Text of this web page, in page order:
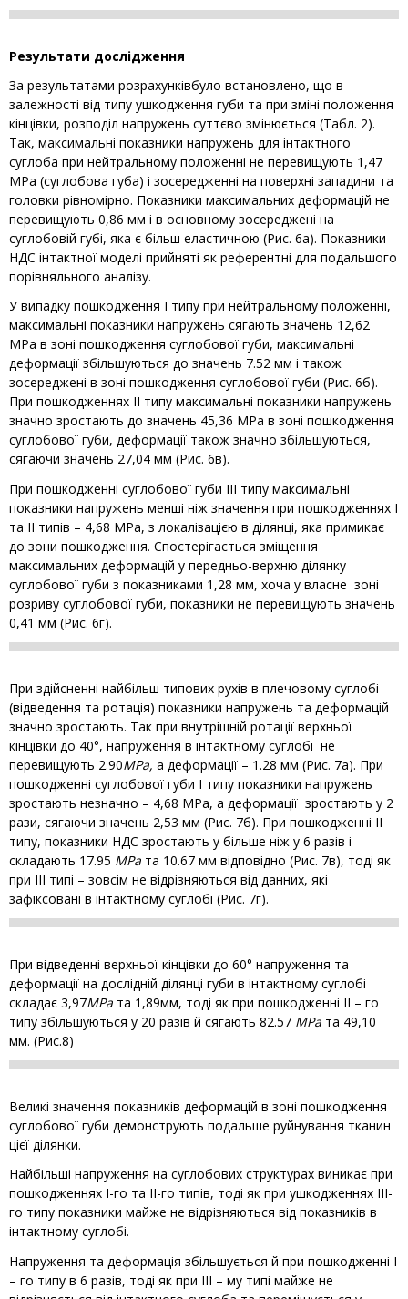
Результати дослідження
За результатами розрахунківбуло встановлено, що в
залежності від типу ушкодження губи та при зміні положення
кінцівки, розподіл напружень суттєво змінюється (Табл. 2).
Так, максимальні показники напружень для інтактного
суглоба при нейтральному положенні не перевищують 1,47
МРа (суглобова губа) і зосередженні на поверхні западини та
головки рівномірно. Показники максимальних деформацій не
перевищують 0,86 мм і в основному зосереджені на
суглобовій губі, яка є більш еластичною (Рис. 6а). Показники
НДС інтактної моделі прийняті як референтні для подальшого
порівняльного аналізу.
У випадку пошкодження I типу при нейтральному положенні,
максимальні показники напружень сягають значень 12,62
МРа в зоні пошкодження суглобової губи, максимальні
деформації збільшуються до значень 7.52 мм і також
зосереджені в зоні пошкодження суглобової губи (Рис. 6б).
При пошкодженнях II типу максимальні показники напружень
значно зростають до значень 45,36 МРа в зоні пошкодження
суглобової губи, деформації також значно збільшуються,
сягаючи значень 27,04 мм (Рис. 6в).
При пошкодженні суглобової губи III типу максимальні
показники напружень менші ніж значення при пошкодженнях I
та II типів – 4,68 МРа, з локалізацією в ділянці, яка примикає
до зони пошкодження. Спостерігається зміщення
максимальних деформацій у передньо-верхню ділянку
суглобової губи з показниками 1,28 мм, хоча у власне зоні
розриву суглобової губи, показники не перевищують значень
0,41 мм (Рис. 6г).
При здійсненні найбільш типових рухів в плечовому суглобі
(відведення та ротація) показники напружень та деформацій
значно зростають. Так при внутрішній ротації верхньої
кінцівки до 40°, напруження в інтактному суглобі не
перевищують 2.90МРа, а деформації – 1.28 мм (Рис. 7а). При
пошкодженні суглобової губи І типу показники напружень
зростають незначно – 4,68 МРа, а деформації зростають у 2
рази, сягаючи значень 2,53 мм (Рис. 7б). При пошкодженні II
типу, показники НДС зростають у більше ніж у 6 разів і
складають 17.95 МРа та 10.67 мм відповідно (Рис. 7в), тоді як
при III типі – зовсім не відрізняються від данних, які
зафіксовані в інтактному суглобі (Рис. 7г).
При відведенні верхньої кінцівки до 60° напруження та
деформації на дослідній ділянці губи в інтактному суглобі
складає 3,97МРа та 1,89мм, тоді як при пошкодженні II – го
типу збільшуються у 20 разів й сягають 82.57 МРа та 49,10
мм. (Рис.8)
Великі значення показників деформацій в зоні пошкодження
суглобової губи демонструють подальше руйнування тканин
цієї ділянки.
Найбільші напруження на суглобових структурах виникає при
пошкодженнях І-го та II-го типів, тоді як при ушкодженнях III-
го типу показники майже не відрізняються від показників в
інтактному суглобі.
Напруження та деформація збільшується й при пошкодженні I
– го типу в 6 разів, тоді як при III – му типі майже не